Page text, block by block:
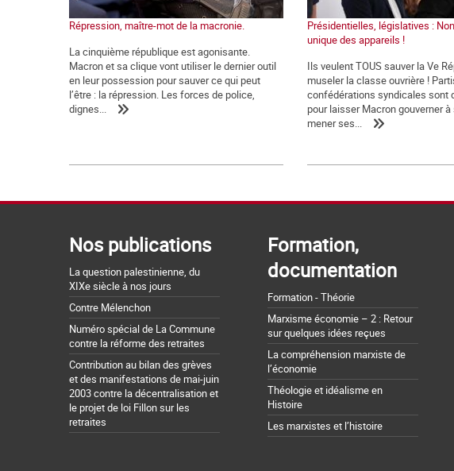
Répression, maître-mot de la macronie.
La cinquième république est agonisante.
Macron et sa clique vont utiliser le dernier outil
en leur possession pour sauver ce qui peut
l’être : la répression. Les forces de police,
dignes...
Présidentielles, législatives :
unique des appareils !
Ils veulent TOUS sauver la Ve
museler la classe ouvrière !
confédérations syndicales sont
pour laisser Macron gouverner
mener ses...
Nos publications
La question palestinienne, du
XIXe siècle à nos jours
Contre Mélenchon
Numéro spécial de La Commune
contre la réforme des retraites
Contribution au bilan des grèves
et des manifestations de mai-juin
2003 contre la décentralisation et
le projet de loi Fillon sur les
retraites
Formation,
documentation
Formation - Théorie
Marxisme économie – 2 : Retour
sur quelques idées reçues
La compréhension marxiste de
l’économie
Théologie et idéalisme en
Histoire
Les marxistes et l’histoire